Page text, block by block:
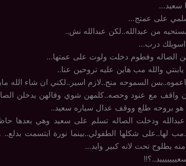
سعيد…
على عمتج…
من عبدالله..لكن عبدالله نش..
اسويلك درب…
الصاله وفطوم دخلت ولوت على عمتها…
يابنتي والله مب هاين عليه تروحين عنا..
السموحه منج..لازم اسير..لكني ان شاء الله
واقف مع عنود وحصه..كلمهن شوي وقالهن يدخلن
بروحه طلع ووقف عدال سياره سعيد..
ودخلت الصاله تسلم على سعيد وهي بعدها
لها..على شكلها الطفولي..بينما نورة ابتسمت
يطلوح تحت لانه كبير وايد…